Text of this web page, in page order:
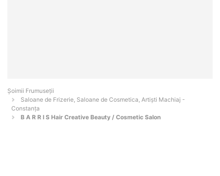
Șoimii Frumuseții
Saloane de Frizerie, Saloane de Cosmetica, Artiști Machiaj -
Constanţa
B A R R I S Hair Creative Beauty / Cosmetic Salon